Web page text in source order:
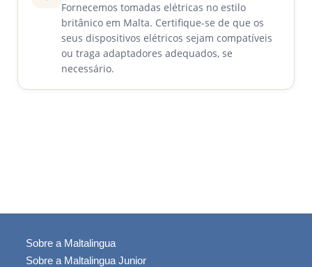
Fornecemos tomadas elétricas no estilo
britânico em Malta. Certifique-se de que os
seus dispositivos elétricos sejam compatíveis
ou traga adaptadores adequados, se
necessário.
Sobre a Maltalingua
Sobre a Maltalingua Junior